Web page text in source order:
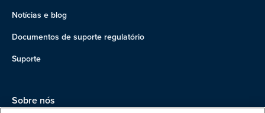
Notícias e blog
Documentos de suporte regulatório
Suporte
Sobre nós